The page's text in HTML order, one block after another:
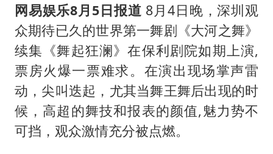
央视新主播李秋莹孙亚鹏亮相
白海豚登陆前还将加强
情侣在平潭拍日出时坠崖致一死一伤
娜扎称眼睛恢复情况不太妙
河南刑案嫌犯被抓 逃窜时伤害多人
选专业别因“热门”窄化“热爱”
网易娱乐8月5日报道 8月4日晚，深圳观
众期待已久的世界第一舞剧《大河之舞》
续集《舞起狂澜》在保利剧院如期上演,
票房火爆一票难求。在演出现场掌声雷
动，尖叫迭起，尤其当舞王舞后出现的时
候，高超的舞技和报表的颜值,魅力势不
可挡，观众激情充分被点燃。